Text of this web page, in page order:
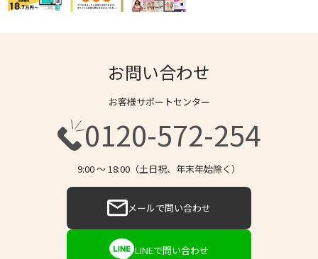
お問い合わせ
お客様サポートセンター
0120-572-254
9:00 〜 18:00（土日祝、年末年始除く）
メールで問い合わせ
LINEで問い合わせ